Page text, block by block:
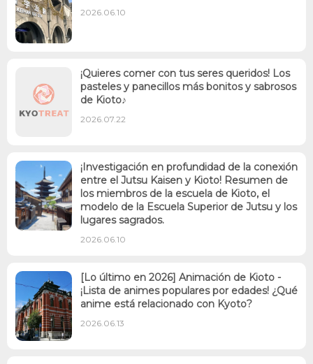
2026.06.10
¡Quieres comer con tus seres queridos! Los
pasteles y panecillos más bonitos y sabrosos
de Kioto♪
2026.07.22
¡Investigación en profundidad de la conexión
entre el Jutsu Kaisen y Kioto! Resumen de
los miembros de la escuela de Kioto, el
modelo de la Escuela Superior de Jutsu y los
lugares sagrados.
2026.06.10
[Lo último en 2026] Animación de Kioto -
¡Lista de animes populares por edades! ¿Qué
anime está relacionado con Kyoto?
2026.06.13